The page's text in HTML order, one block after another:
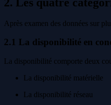
Après examen des données sur
2.1 La disponibilité en
La disponibilité comporte deux
La disponibilité matérielle
La disponibilité réseau